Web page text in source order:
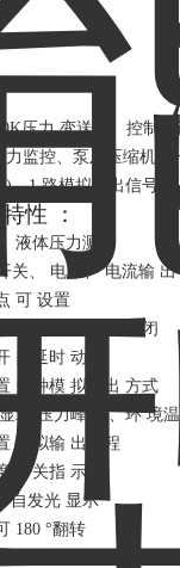
压力 变送器、控制
力监控、泵及压缩机
、1 路模拟输出信号
特性 ：
液体压力测量
关、 电压、 电流输 出
可 设置
常闭
关延时 动作
多种模 拟输出 方式
显示 压力峰 值、环 境
模拟输 出量程
开关指 示
自发光 显示
180 °翻转